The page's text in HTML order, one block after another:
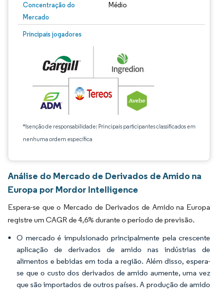
Concentração do
Mercado
Médio
Principais jogadores
*Isenção de responsabilidade: Principais participantes classificados em
nenhuma ordem específica
Análise do Mercado de Derivados de Amido na
Europa por Mordor Intelligence
Espera-se que o Mercado de Derivados de Amido na Europa
registre um CAGR de 4,6% durante o período de previsão.
O mercado é impulsionado principalmente pela crescente
aplicação de derivados de amido nas indústrias de
alimentos e bebidas em toda a região. Além disso, espera-
se que o custo dos derivados de amido aumente, uma vez
que são importados de outros países. A produção de amido